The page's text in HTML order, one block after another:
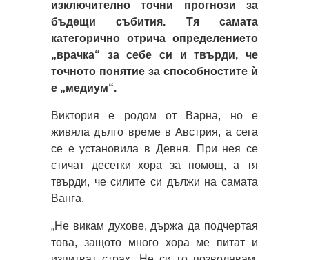
изключително точни прогнози за
бъдещи събития. Тя самата
категорично отрича определението
„врачка“ за себе си и твърди, че
точното понятие за способностите ѝ
е „медиум“.
Виктория е родом от Варна, но е
живяла дълго време в Австрия, а сега
се е установила в Девня. При нея се
стичат десетки хора за помощ, а тя
твърди, че силите си дължи на самата
Ванга.
„Не викам духове, държа да подчертая
това, защото много хора ме питат и